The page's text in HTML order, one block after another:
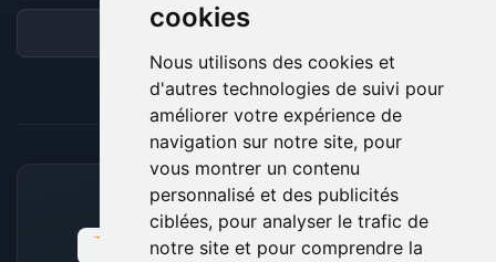
cookies
Nous utilisons des cookies et
d'autres technologies de suivi pour
améliorer votre expérience de
navigation sur notre site, pour
vous montrer un contenu
personnalisé et des publicités
ciblées, pour analyser le trafic de
notre site et pour comprendre la
Forum
MOYENS DE PAIEMENT ACCEPTÉS